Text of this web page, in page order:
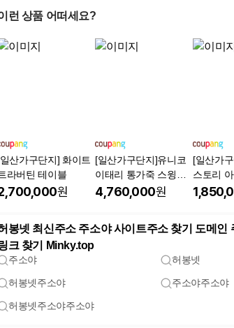
런 상품 어떠세요?
산가구단지] 화이트
라버틴 테이블
원
[일산가구단지]유니코
이태리 통가죽 스윙소
파
4,760,000원
[일산가
스토리 아
믹식탁
봉넷 최신주소 주소야 사이트주소 찾기 도메인
크 찾기 Minky.top
주소야 허봉넷
허봉넷주소야 주소야주소야
허봉넷주소야주소야